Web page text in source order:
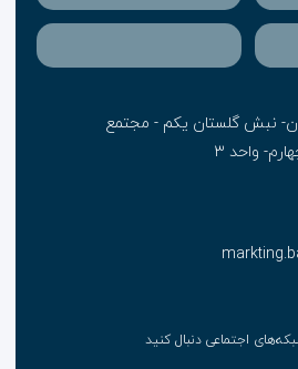
نبش گلستان یکم - مجتمع
واحد ۳
اجتماعی دنبال کنید